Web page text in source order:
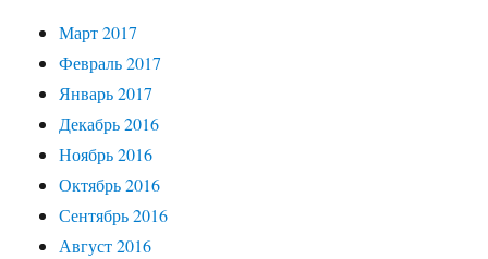
Март 2017
Февраль 2017
Январь 2017
Декабрь 2016
Ноябрь 2016
Октябрь 2016
Сентябрь 2016
Август 2016